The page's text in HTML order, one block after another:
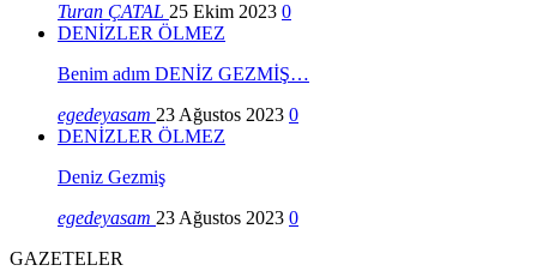
Turan ÇATAL 25 Ekim 2023 0
DENİZLER ÖLMEZ
Benim adım DENİZ GEZMİŞ…
egedeyasam 23 Ağustos 2023 0
DENİZLER ÖLMEZ
Deniz Gezmiş
egedeyasam 23 Ağustos 2023 0
GAZETELER